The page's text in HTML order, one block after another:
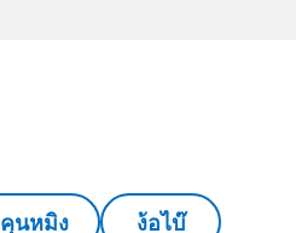
คุนหมิง ง้อไบ๊